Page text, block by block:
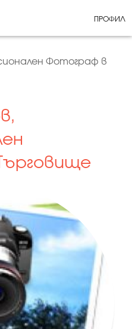
ПРОФИЛ
Фотограф в